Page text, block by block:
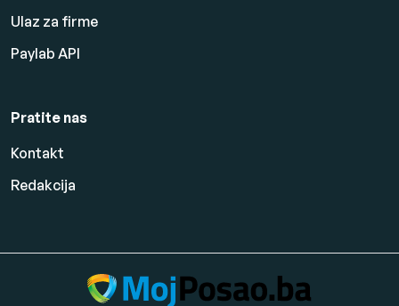
Ulaz za firme
Paylab API
Pratite nas
Kontakt
Redakcija